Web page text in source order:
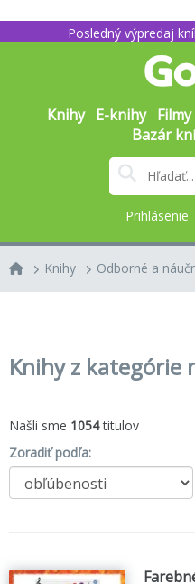
Posledný výpredaj
Knihy E-knihy Filmy
Bazár
Prihlásenie
Knihy Odborné a
Knihy z kategórie
Našli sme 1054titulov
Zoradiť podľa: